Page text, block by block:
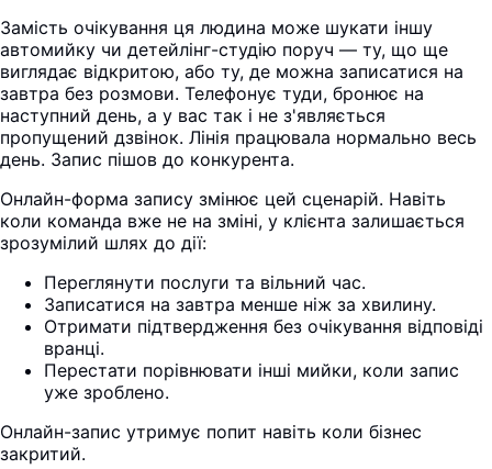
Замість очікування ця людина може шукати іншу
автомийку чи детейлінг-студію поруч — ту, що ще
виглядає відкритою, або ту, де можна записатися на
завтра без розмови. Телефонує туди, бронює на
наступний день, а у вас так і не з'являється
пропущений дзвінок. Лінія працювала нормально весь
день. Запис пішов до конкурента.
Онлайн-форма запису змінює цей сценарій. Навіть
коли команда вже не на зміні, у клієнта залишається
зрозумілий шлях до дії:
Переглянути послуги та вільний час.
Записатися на завтра менше ніж за хвилину.
Отримати підтвердження без очікування відповіді
вранці.
Перестати порівнювати інші мийки, коли запис
уже зроблено.
Онлайн-запис утримує попит навіть коли бізнес
закритий.